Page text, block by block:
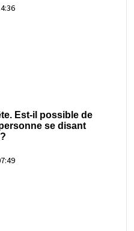
Est-il possible de
se disant